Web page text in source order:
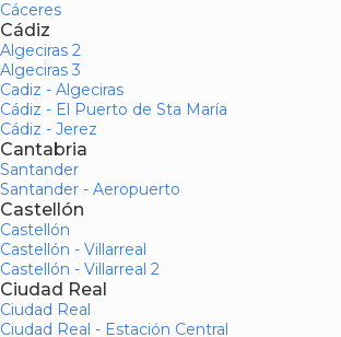
Cáceres
Cádiz
Algeciras 2
Algeciras 3
Cadiz - Algeciras
Cádiz - El Puerto de Sta María
Cádiz - Jerez
Cantabria
Santander
Santander - Aeropuerto
Castellón
Castellón
Castellón - Villarreal
Castellón - Villarreal 2
Ciudad Real
Ciudad Real
Ciudad Real - Estación Central